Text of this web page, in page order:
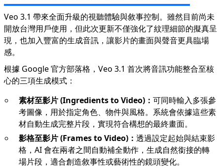
Veo 3.1 帶來全面升級的視聽體驗與敘事控制。雖然目前尚未
開放台灣用戶使用，但此次更新不僅強化了紋理細節的擬真呈
現，也加入豐富的生成音訊，讓影片的畫面與聲音更具臨場
感。
根據 Google 官方部落格，Veo 3.1 首次將音訊功能整合至核
心的三項生成模式：
素材至影片 (Ingredients to Video)： 可同時輸入多張參
考圖像，用於指定角色、物件與風格。系統會依據這些素
材自動生成完整片段，實現符合構想的最終畫面。
影格至影片 (Frames to Video)： 透過設定起始與結束影
格，AI 會在兩者之間自動補全動作，生成自然銜接的轉
場片段，適合創造敘事性或藝術性的鏡頭變化。